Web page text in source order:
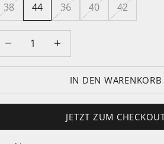
38 44 36 40 42
verringernAnzahl erhöhen
IN DEN WARENKORB
JETZT ZUM